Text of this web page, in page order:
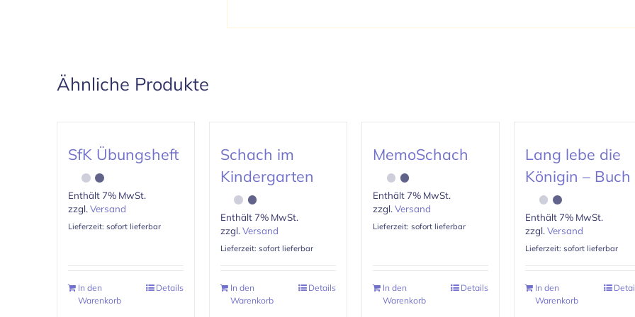
Ähnliche Produkte
SfK Übungsheft
Enthält 7% MwSt.
zzgl.Versand
Lieferzeit: sofort lieferbar
In den
Warenkorb
Details
Schach im
Kindergarten
Enthält 7% MwSt.
zzgl.Versand
Lieferzeit: sofort lieferbar
In den
Warenkorb
Details
MemoSchach
Enthält 7% MwSt.
zzgl.Versand
Lieferzeit: sofort lieferbar
In den
Warenkorb
Details
Lang lebe die
Königin – Buch
Enthält 7% MwSt.
zzgl.Versand
Lieferzeit: sofort lieferbar
In den
Warenkorb